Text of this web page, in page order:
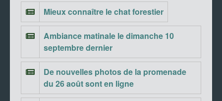
Mieux connaître le chat forestier
Ambiance matinale le dimanche 10
septembre dernier
De nouvelles photos de la promenade
du 26 août sont en ligne